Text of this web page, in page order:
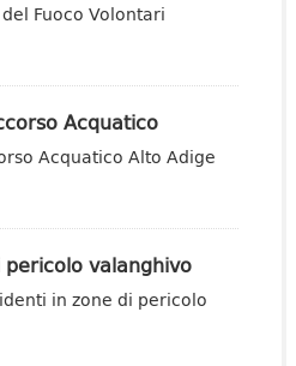
Fuoco Volontari
Acquatico
Acquatico Alto Adige
pericolo valanghivo
in zone di pericolo